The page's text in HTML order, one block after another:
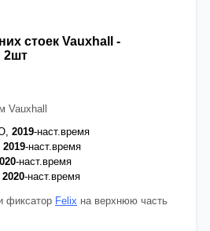
стоек Vauxhall -
2шт
Vauxhall
2019-наст.время
2019-наст.время
-наст.время
2020-наст.время
фиксатор Felix на верхнюю часть